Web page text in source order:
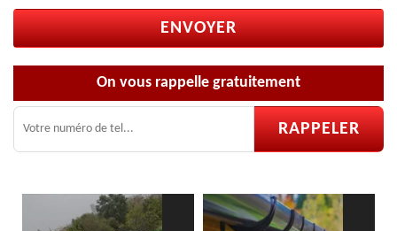
On vous rappelle gratuitement